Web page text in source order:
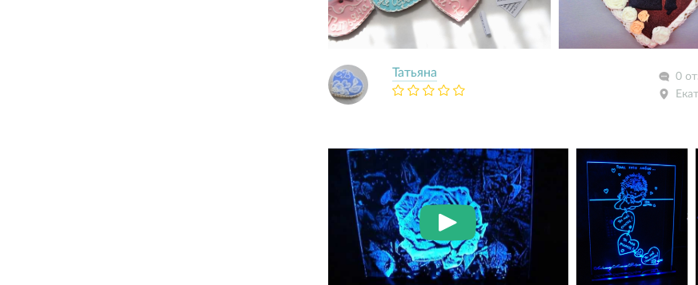
Татьяна
0